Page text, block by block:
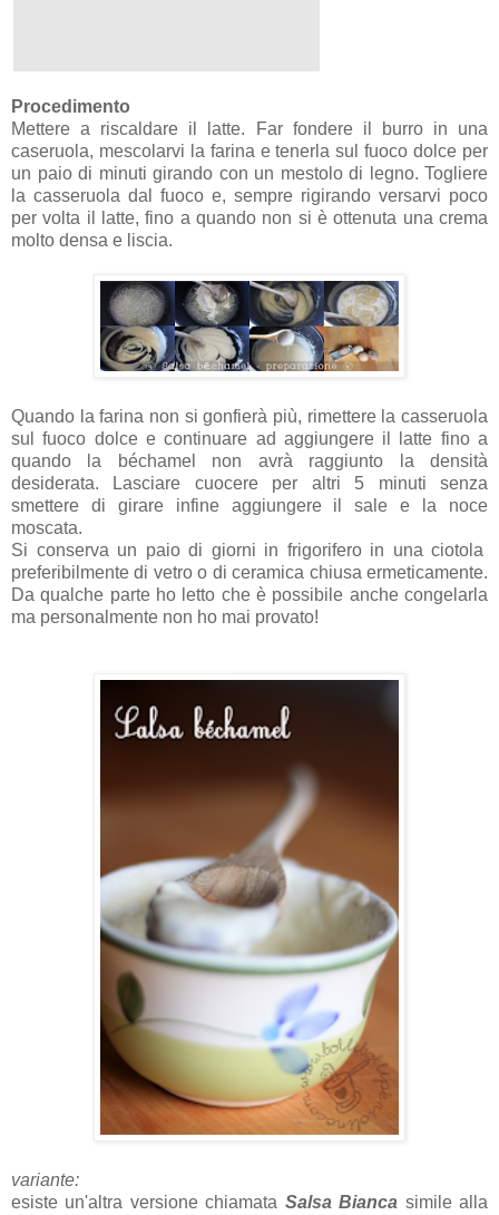
Procedimento
Mettere a riscaldare il latte. Far fondere il burro in una
caseruola, mescolarvi la farina e tenerla sul fuoco dolce per
un paio di minuti girando con un mestolo di legno. Togliere
la casseruola dal fuoco e, sempre rigirando versarvi poco
per volta il latte, fino a quando non si è ottenuta una crema
molto densa e liscia.
Quando la farina non si gonfierà più, rimettere la casseruola
sul fuoco dolce e continuare ad aggiungere il latte fino a
quando la béchamel non avrà raggiunto la densità
desiderata. Lasciare cuocere per altri 5 minuti senza
smettere di girare infine aggiungere il sale e la noce
moscata.
Si conserva un paio di giorni in frigorifero in una ciotola
preferibilmente di vetro o di ceramica chiusa ermeticamente.
Da qualche parte ho letto che è possibile anche congelarla
ma personalmente non ho mai provato!
variante:
esiste un'altra versione chiamata Salsa Bianca simile alla